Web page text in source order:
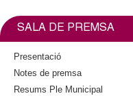
n
i
SALA DE PREMSA
Presentació
Notes de premsa
Resums Ple Municipal